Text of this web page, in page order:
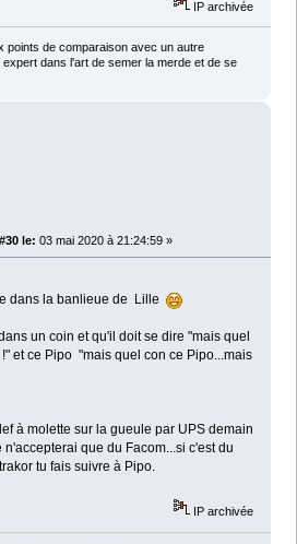
IP archivée
points de comparaison avec un autre
dans l'art de semer la merde et de se
le: 03 mai 2020 à 21:24:59 »
dans la banlieue de Lille
un coin et qu'il doit se dire "mais quel
et ce Pipo "mais quel con ce Pipo...mais
à molette sur la gueule par UPS demain
que du Facom...si c'est du
tu fais suivre à Pipo.
IP archivée